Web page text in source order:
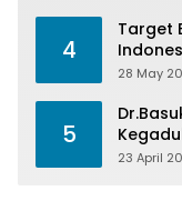
4
Target
28 May
5
Pesta
23 April